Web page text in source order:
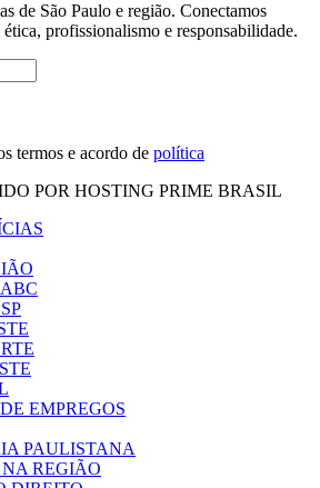
de São Paulo e região. Conectamos
ética, profissionalismo e responsabilidade.
termos e acordo de política
POR HOSTING PRIME BRASIL
EMPREGOS
PAULISTANA
NA REGIÃO